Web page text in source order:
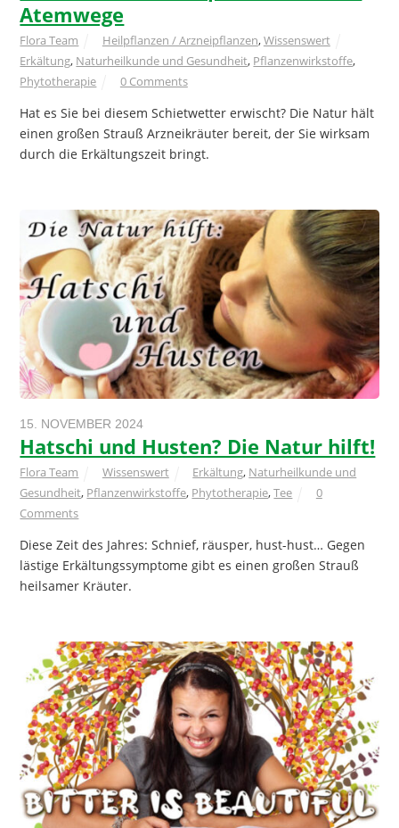
Atemwege
Flora Team Heilpflanzen / Arzneipflanzen,Wissenswert
Erkältung, Naturheilkunde und Gesundheit, Pflanzenwirkstoffe,
Phytotherapie
0 Comments
Hat es Sie bei diesem Schietwetter erwischt? Die Natur hält
einen großen Strauß Arzneikräuter bereit, der Sie wirksam
durch die Erkältungszeit bringt.
15. NOVEMBER 2024
Hatschi und Husten? Die Natur hilft!
Flora Team Wissenswert Erkältung, Naturheilkunde und
Gesundheit, Pflanzenwirkstoffe, Phytotherapie,Tee
0
Comments
Diese Zeit des Jahres: Schnief, räusper, hust-hust… Gegen
lästige Erkältungssymptome gibt es einen großen Strauß
heilsamer Kräuter.